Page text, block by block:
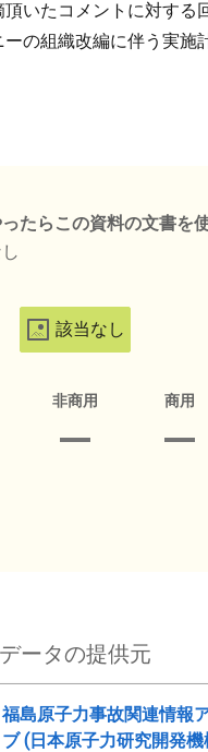
いたコメントに対する
の組織改編に伴う実施
たらこの資料の文書を
該当なし
非商用 商用
データの提供元
福島原子力事故関連情報
ブ (日本原子力研究開発機